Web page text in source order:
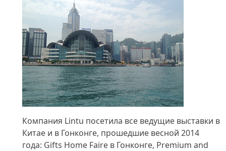
Компания Lintu посетила все ведущие выставки в
Китае и в Гонконге, прошедшие весной 2014
года: Gifts Home Faire в Гонконге, Premium and